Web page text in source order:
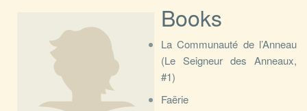
Books
La Communauté de l’Anneau
(Le Seigneur des Anneaux,
#1)
Faërie